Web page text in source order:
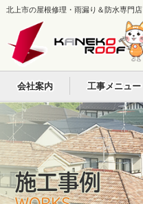
北上市の屋根修理・雨漏り＆防水専門店
会社案内 工事メニュー
施工事例